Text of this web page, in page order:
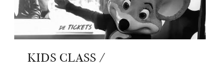
KIDS CLASS /